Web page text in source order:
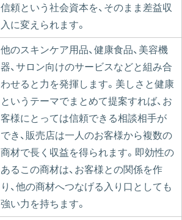
信頼という社会資本を、そのまま差益収
入に変えられます。
他のスキンケア用品、健康食品、美容機
器、サロン向けのサービスなどと組み合
わせると力を発揮します。美しさと健康
というテーマでまとめて提案すれば、お
客様にとっては信頼できる相談相手が
でき、販売店は一人のお客様から複数の
商材で長く収益を得られます。即効性の
あるこの商材は、お客様との関係を作
り、他の商材へつなげる入り口としても
強い力を持ちます。